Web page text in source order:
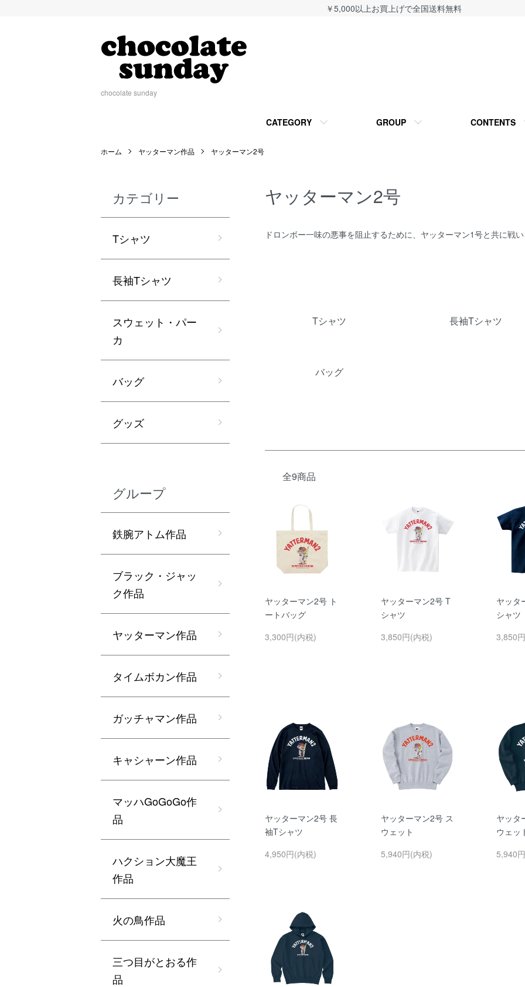
￥5,000以上お買上げで全国送料無料
chocolate sunday
CATEGORY GROUP CONTENTS
ホーム ヤッターマン作品 ヤッターマン2号
ヤッターマン2号
ドロンボー一味の悪事を阻止するために、ヤッターマン1号と共に戦
Tシャツ 長袖Tシャツ
バッグ
全9商品
ヤッターマン2号 ト
ートバッグ
3,300円(内税)
ヤッターマン2号 T
シャツ
3,850円(内税)
ヤッタ
シャツ
3,850
ヤッターマン2号 長
袖Tシャツ
4,950円(内税)
ヤッターマン2号 ス
ウェット
5,940円(内税)
ヤッタ
ウェッ
5,940
カテゴリー
Tシャツ
長袖Tシャツ
スウェット・パー
カ
バッグ
グッズ
グループ
鉄腕アトム作品
ブラック・ジャッ
ク作品
ヤッターマン作品
タイムボカン作品
ガッチャマン作品
キャシャーン作品
マッハGoGoGo作
品
ハクション大魔王
作品
火の鳥作品
三つ目がとおる作
品